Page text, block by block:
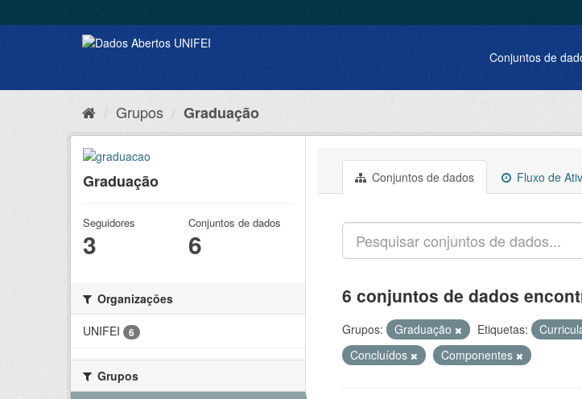
Conjuntos de
Grupos Graduação
Graduação
Seguidores
3
Conjuntos de dados
6
Organizações
UNIFEI
6
Grupos
Conjuntos de dados Fluxo de
6 conjuntos de dados
Grupos: Graduação Etiquetas:
Concluídos
Componentes